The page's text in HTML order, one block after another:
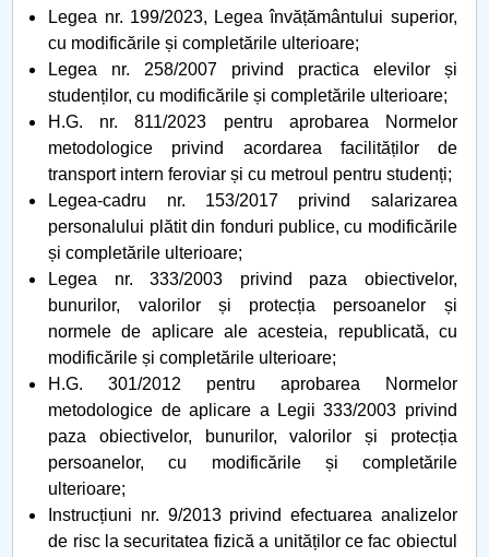
Legea nr. 199/2023, Legea învățământului superior,
cu modificările și completările ulterioare;
Legea nr. 258/2007 privind practica elevilor și
studenților, cu modificările și completările ulterioare;
H.G. nr. 811/2023 pentru aprobarea Normelor
metodologice privind acordarea facilităților de
transport intern feroviar și cu metroul pentru studenți;
Legea-cadru nr. 153/2017 privind salarizarea
personalului plătit din fonduri publice, cu modificările
și completările ulterioare;
Legea nr. 333/2003 privind paza obiectivelor,
bunurilor, valorilor și protecția persoanelor și
normele de aplicare ale acesteia, republicată, cu
modificările și completările ulterioare;
H.G. 301/2012 pentru aprobarea Normelor
metodologice de aplicare a Legii 333/2003 privind
paza obiectivelor, bunurilor, valorilor și protecția
persoanelor, cu modificările și completările
ulterioare;
Instrucțiuni nr. 9/2013 privind efectuarea analizelor
de risc la securitatea fizică a unităților ce fac obiectul